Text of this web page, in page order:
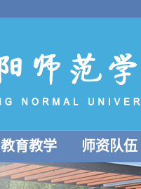
教育教学 师资队伍